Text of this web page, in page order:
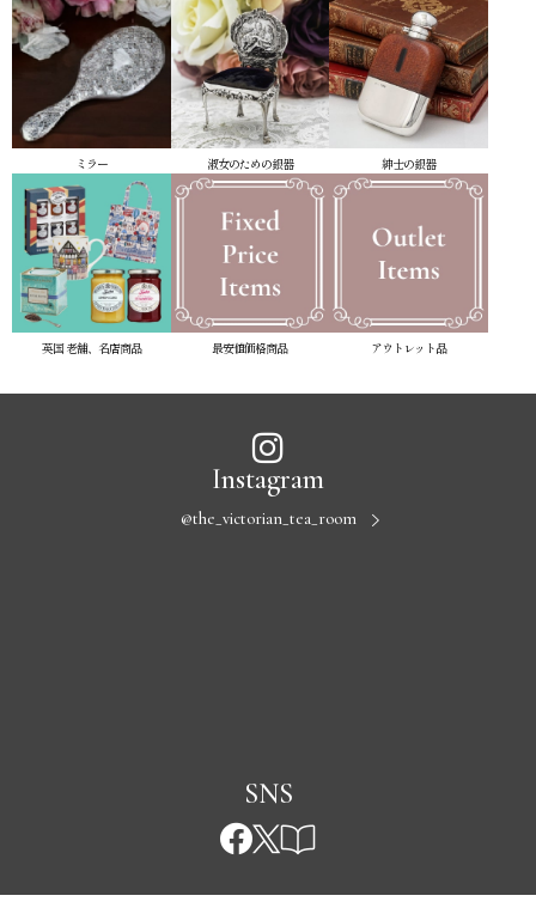
ミラー 淑女のための銀器 紳士の銀器
英国 老舗、名店商品 最安値価格商品 アウトレット品
Instagram
@the_victorian_tea_room
SNS